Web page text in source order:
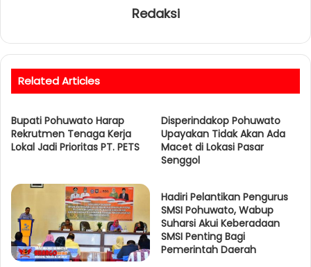
Redaksi
Related Articles
Bupati Pohuwato Harap
Rekrutmen Tenaga Kerja
Lokal Jadi Prioritas PT. PETS
Disperindakop Pohuwato
Upayakan Tidak Akan Ada
Macet di Lokasi Pasar
Senggol
Hadiri Pelantikan Pengurus
SMSI Pohuwato, Wabup
Suharsi Akui Keberadaan
SMSI Penting Bagi
Pemerintah Daerah